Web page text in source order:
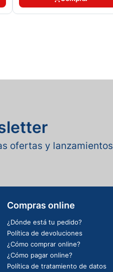
ofertas y lanzamientos
Compras online
¿Dónde está tu pedido?
Política de devoluciones
¿Cómo comprar online?
¿Cómo pagar online?
Política de tratamiento de datos